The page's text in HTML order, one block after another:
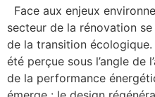
Face aux enjeux
secteur de la rénovation
de la transition
été perçue sous l’angle de
de la performance